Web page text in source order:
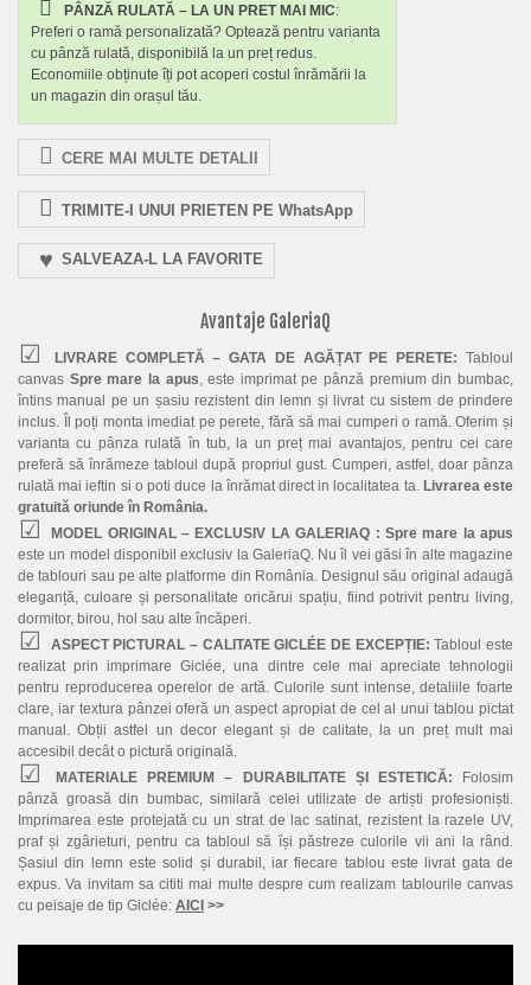
PÂNZĂ RULATĂ – LA UN PRET MAI MIC:
Preferi o ramă personalizată? Optează pentru varianta
cu pânză rulată, disponibilă la un preț redus.
Economiile obținute îți pot acoperi costul înrămării la
un magazin din orașul tău.
CERE MAI MULTE DETALII
TRIMITE-I UNUI PRIETEN PE WhatsApp
SALVEAZA-L LA FAVORITE
Avantaje GaleriaQ
LIVRARE COMPLETĂ – GATA DE AGĂȚAT PE PERETE:Tabloul
canvas Spre mare la apus, este imprimat pe pânză premium din bumbac,
întins manual pe un șasiu rezistent din lemn și livrat cu sistem de prindere
inclus. Îl poți monta imediat pe perete, fără să mai cumperi o ramă. Oferim și
varianta cu pânza rulată în tub, la un preț mai avantajos, pentru cei care
preferă să înrămeze tabloul după propriul gust. Cumperi, astfel, doar pânza
rulată mai ieftin si o poti duce la înrămat direct in localitatea ta. Livrarea este
gratuită oriunde în România.
MODEL ORIGINAL – EXCLUSIV LA GALERIAQ : Spre mare la apus
este un model disponibil exclusiv la GaleriaQ. Nu îl vei găsi în alte magazine
de tablouri sau pe alte platforme din România. Designul său original adaugă
eleganță, culoare și personalitate oricărui spațiu, fiind potrivit pentru living,
dormitor, birou, hol sau alte încăperi.
ASPECT PICTURAL – CALITATE GICLÉE DE EXCEPȚIE: Tabloul este
realizat prin imprimare Giclée, una dintre cele mai apreciate tehnologii
pentru reproducerea operelor de artă. Culorile sunt intense, detaliile foarte
clare, iar textura pânzei oferă un aspect apropiat de cel al unui tablou pictat
manual. Obții astfel un decor elegant și de calitate, la un preț mult mai
accesibil decât o pictură originală.
MATERIALE PREMIUM – DURABILITATE ȘI ESTETICĂ: Folosim
pânză groasă din bumbac, similară celei utilizate de artiști profesioniști.
Imprimarea este protejată cu un strat de lac satinat, rezistent la razele UV,
praf și zgârieturi, pentru ca tabloul să își păstreze culorile vii ani la rând.
Șasiul din lemn este solid și durabil, iar fiecare tablou este livrat gata de
expus. Va invitam sa cititi mai multe despre cum realizam tablourile canvas
cu peisaje de tip Giclée: AICI >>